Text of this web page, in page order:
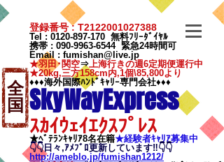
全
国
登録番号 : T2122001027388
Tel : 0120-897-170 無料ﾌﾘｰﾀﾞｲﾔﾙ
携帯 : 090-9963-6544緊急24時間可
Email : fumishan@live.jp
★羽田･関空⇒上海行きの週6定期便運行中
★20kg,三方158cm内,1個\85,800より
♦♦♦海外国際ﾊﾝﾄﾞｷｬﾘｰ専門会社♦♦♦
SkyWayExpress
ｽｶｲｳｪｲｴｸｽﾌﾟﾚｽ
★ﾍﾞﾃﾗﾝｷｬﾘｱ8名在籍★​経験者ｷｬﾘｱ募集中
👇👇日々,ｱﾒﾌﾞﾛ更新しています‼👇👇
http://ameblo.jp/fumishan1212/